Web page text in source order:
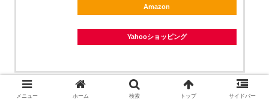
Amazon
Yahooショッピング
メニュー ホーム 検索 トップ サイドバー